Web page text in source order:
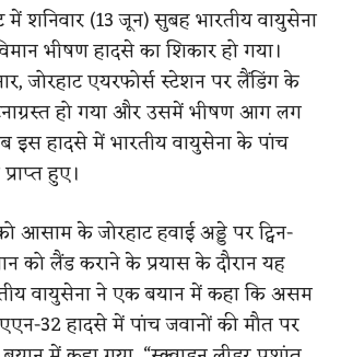
शनिवार (13 जून) सुबह भारतीय वायुसेना
भीषण हादसे का शिकार हो गया।
जोरहाट एयरफोर्स स्टेशन पर लैंडिंग के
हो गया और उसमें भीषण आग लग
इस हादसे में भारतीय वायुसेना के पांच
हुए।
आसाम के जोरहाट हवाई अड्डे पर ट्विन-
को लैंड कराने के प्रयास के दौरान यह
वायुसेना ने एक बयान में कहा कि असम
32 हादसे में पांच जवानों की मौत पर